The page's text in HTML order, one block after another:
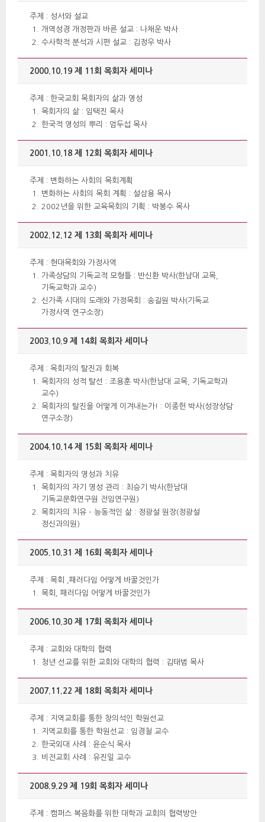
주제 : 성서와 설교
개역성경 개정판과 바른 설교 : 나채운 박사
수사학적 분석과 시편 설교 : 김정우 박사
2000.10.19 제 11회 목회자 세미나
주제 : 한국교회 목회자의 삶과 영성
목회자의 삶 : 임택진 목사
한국적 영성의 뿌리 : 엄두섭 목사
2001.10.18 제 12회 목회자 세미나
주제 : 변화하는 사회의 목회계획
변화하는 사회의 목회 계획 : 설삼용 목사
2002년을 위한 교육목회의 기획 : 박봉수 목사
2002.12.12 제 13회 목회자 세미나
주제 : 현대목회와 가정사역
가족상담의 기독교적 모형틀 : 반신환 박사(한남대 교목,
기독교학과 교수)
신가족 시대의 도래와 가정목회 : 송길원 박사(기독교
가정사역 연구소장)
2003.10.9 제 14회 목회자 세미나
주제 : 목회자의 탈진과 회복
목회자의 성적 탈선 : 조용훈 박사(한남대 교목, 기독교학과
교수)
목회자의 탈진을 어떻게 이겨내는가! : 이종헌 박사(성장상담
연구소장)
2004.10.14 제 15회 목회자 세미나
주제 : 목회자의 영성과 치유
목회자의 자기 영성 관리 : 최승기 박사(한남대
기독교문화연구원 전임연구원)
목회자의 치유 - 능동적인 삶 : 정광설 원장(정광설
정신과의원)
2005.10.31 제 16회 목회자 세미나
주제 : 목회 ,패러다임 어떻게 바꿀것인가
목회, 패러다임 어떻게 바꿀것인가
2006.10.30 제 17회 목회자 세미나
주제 : 교회와 대학의 협력
청년 선교를 위한 교회와 대학의 협력 : 김태범 목사
2007.11.22 제 18회 목회자 세미나
주제 : 지역교회를 통한 창의석인 학원선교
지역교회를 통한 학원선교 : 임경철 교수
한국외대 사례 : 윤순식 목사
비전교회 사례 : 유진일 교수
2008.9.29 제 19회 목회자 세미나
주제 : 캠퍼스 복음화를 위한 대학과 교회의 협력방안